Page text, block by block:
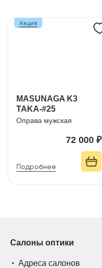
MASUNAGA K3
TAKA-#25
Оправа мужская
72 000 ₽
Подробнее
Акция
Салоны оптики
Адреса салонов